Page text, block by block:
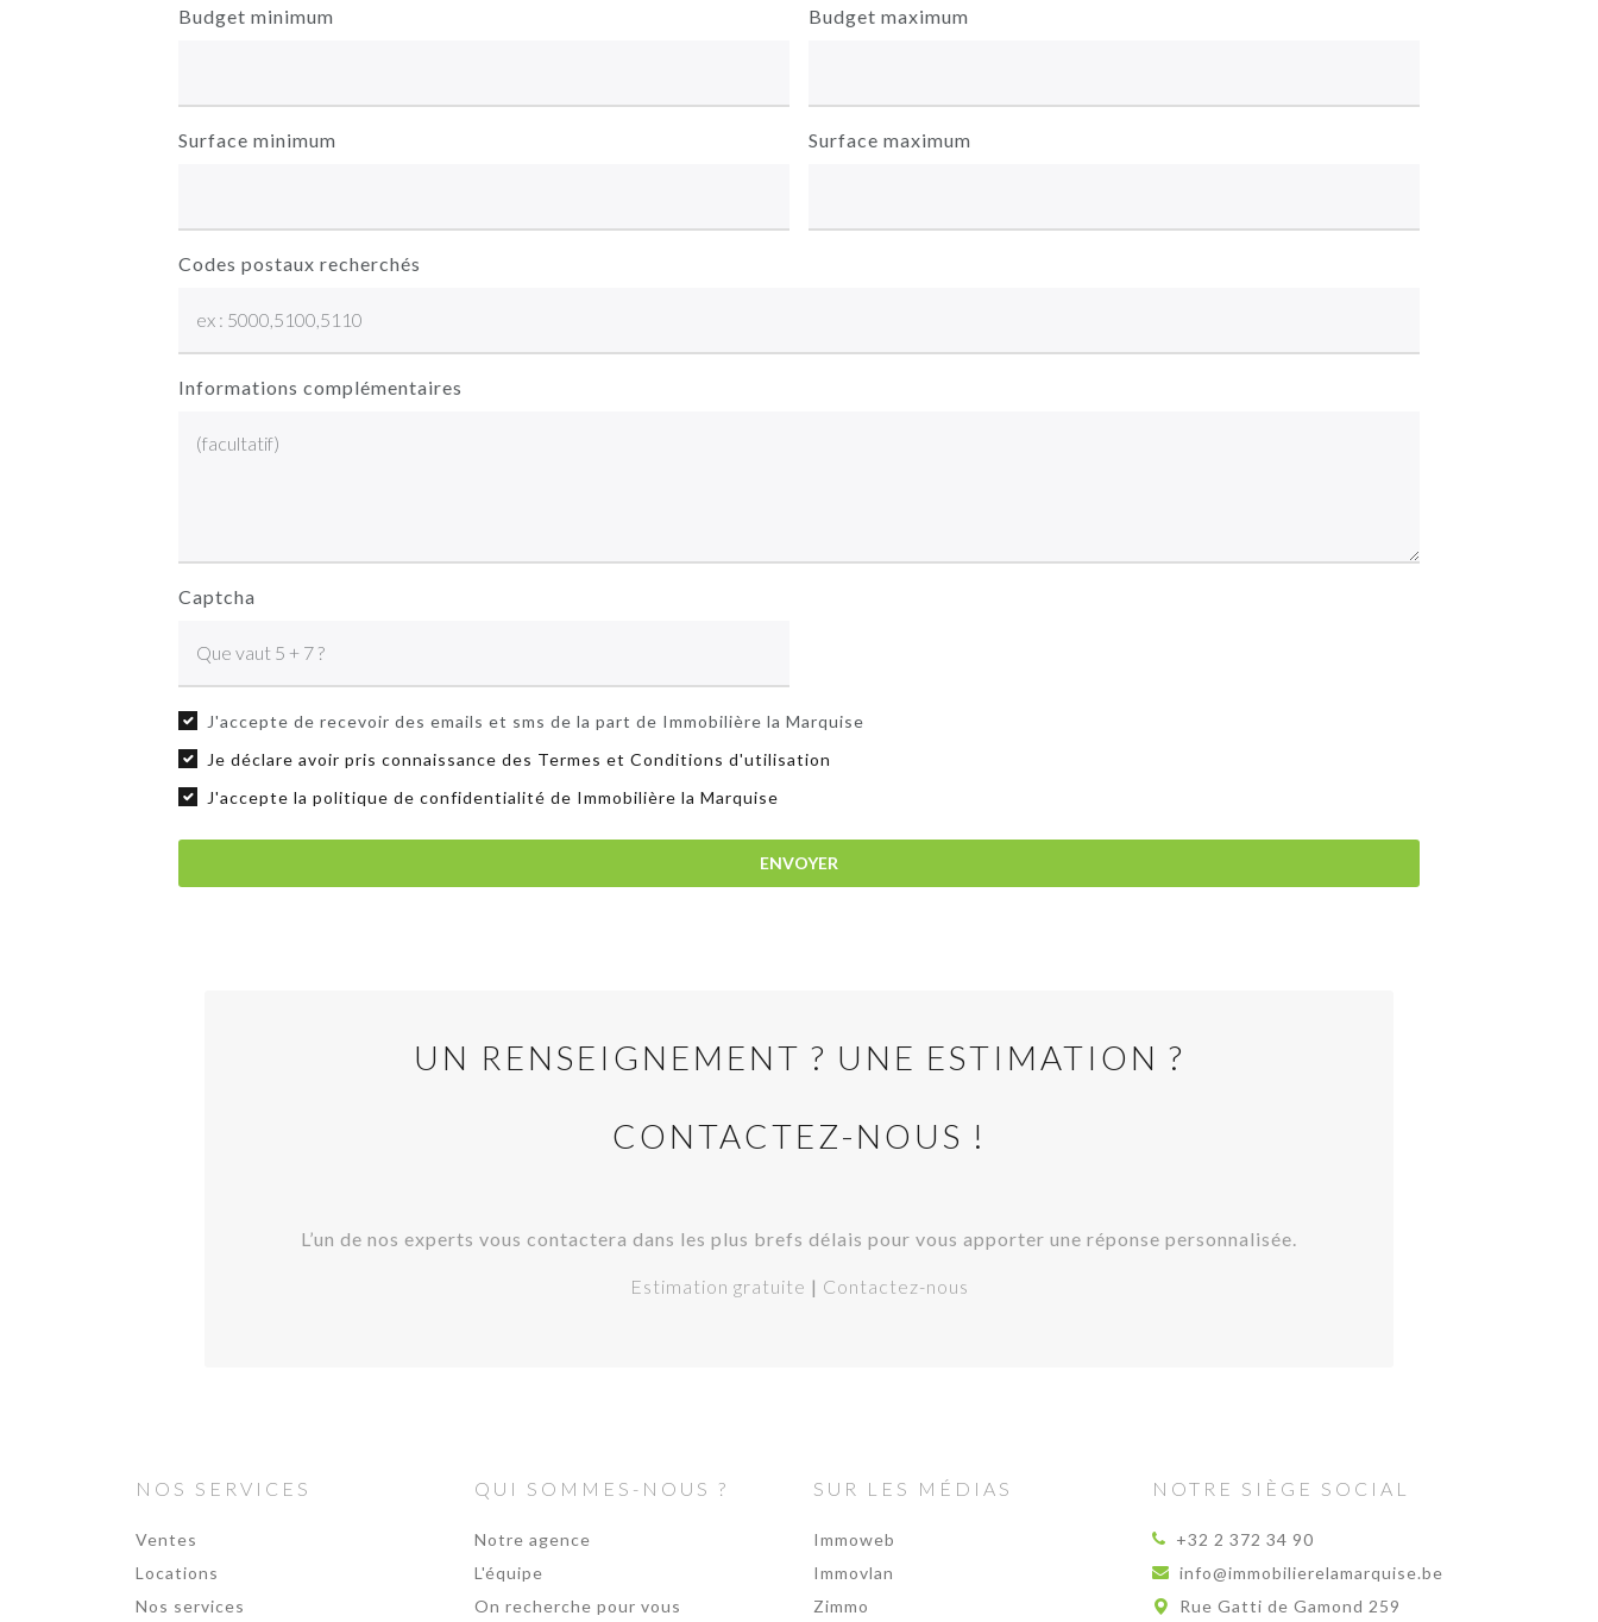
Budget minimum Budget maximum
Surface minimum Surface maximum
Codes postaux recherchés
Informations complémentaires
Captcha
J'accepte de recevoir des emails et sms de la part de Immobilière la Marquise
Je déclare avoir pris connaissance des Termes et Conditions d'utilisation
J'accepte la politique de confidentialité de Immobilière la Marquise
ENVOYER
UN RENSEIGNEMENT ? UNE ESTIMATION ?
CONTACTEZ-NOUS !
L’un de nos experts vous contactera dans les plus brefs délais pour vous apporter une réponse personnalisée.
Estimation gratuite | Contactez-nous
NOS SERVICES
Ventes
Locations
Nos services
QUI SOMMES-NOUS ?
Notre agence
L'équipe
On recherche pour vous
SUR LES MÉDIAS
Immoweb
Immovlan
Zimmo
NOTRE SIÈGE SOCIAL
+32 2 372 34 90
info@immobilierelamarquise.be
Rue Gatti de Gamond 259